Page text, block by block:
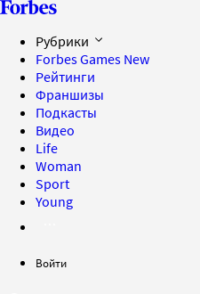
Рубрики
Forbes Games New
Рейтинги
Франшизы
Подкасты
Видео
Life
Woman
Sport
Young
Войти